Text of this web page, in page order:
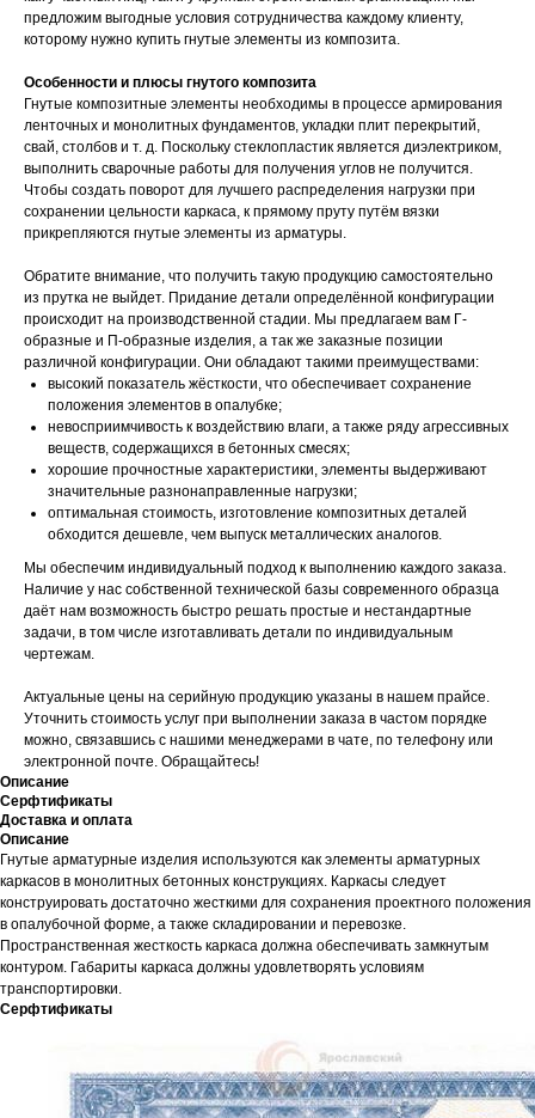
предложим выгодные условия сотрудничества каждому клиенту,
которому нужно купить гнутые элементы из композита.
Особенности и плюсы гнутого композита
Гнутые композитные элементы необходимы в процессе армирования
ленточных и монолитных фундаментов, укладки плит перекрытий,
свай, столбов и т. д. Поскольку стеклопластик является диэлектриком,
выполнить сварочные работы для получения углов не получится.
Чтобы создать поворот для лучшего распределения нагрузки при
сохранении цельности каркаса, к прямому пруту путём вязки
прикрепляются гнутые элементы из арматуры.
Обратите внимание, что получить такую продукцию самостоятельно
из прутка не выйдет. Придание детали определённой конфигурации
происходит на производственной стадии. Мы предлагаем вам Г-
образные и П-образные изделия, а так же заказные позиции
различной конфигурации. Они обладают такими преимуществами:
высокий показатель жёсткости, что обеспечивает сохранение
положения элементов в опалубке;
невосприимчивость к воздействию влаги, а также ряду агрессивных
веществ, содержащихся в бетонных смесях;
хорошие прочностные характеристики, элементы выдерживают
значительные разнонаправленные нагрузки;
оптимальная стоимость, изготовление композитных деталей
обходится дешевле, чем выпуск металлических аналогов.
Мы обеспечим индивидуальный подход к выполнению каждого заказа.
Наличие у нас собственной технической базы современного образца
даёт нам возможность быстро решать простые и нестандартные
задачи, в том числе изготавливать детали по индивидуальным
чертежам.
Актуальные цены на серийную продукцию указаны в нашем прайсе.
Уточнить стоимость услуг при выполнении заказа в частом порядке
можно, связавшись с нашими менеджерами в чате, по телефону или
электронной почте. Обращайтесь!
Описание
Серфтификаты
Доставка и оплата
Описание
Гнутые арматурные изделия используются как элементы арматурных
каркасов в монолитных бетонных конструкциях. Каркасы следует
конструировать достаточно жесткими для сохранения проектного положения
в опалубочной форме, а также складировании и перевозке.
Пространственная жесткость каркаса должна обеспечивать замкнутым
контуром. Габариты каркаса должны удовлетворять условиям
транспортировки.
Серфтификаты